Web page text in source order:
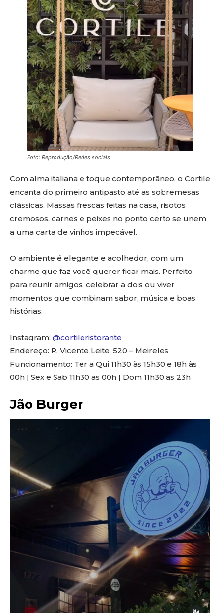
Foto: Reprodução/Redes sociais
Com alma italiana e toque contemporâneo, o Cortile
encanta do primeiro antipasto até as sobremesas
clássicas. Massas frescas feitas na casa, risotos
cremosos, carnes e peixes no ponto certo se unem
a uma carta de vinhos impecável.
O ambiente é elegante e acolhedor, com um
charme que faz você querer ficar mais. Perfeito
para reunir amigos, celebrar a dois ou viver
momentos que combinam sabor, música e boas
histórias.
Instagram: @cortileristorante
Endereço: R. Vicente Leite, 520 – Meireles
Funcionamento: Ter a Qui 11h30 às 15h30 e 18h às
00h | Sex e Sáb 11h30 às 00h | Dom 11h30 às 23h
Jão Burger